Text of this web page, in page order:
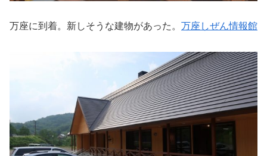
万座に到着。新しそうな建物があった。 万座しぜん情報館